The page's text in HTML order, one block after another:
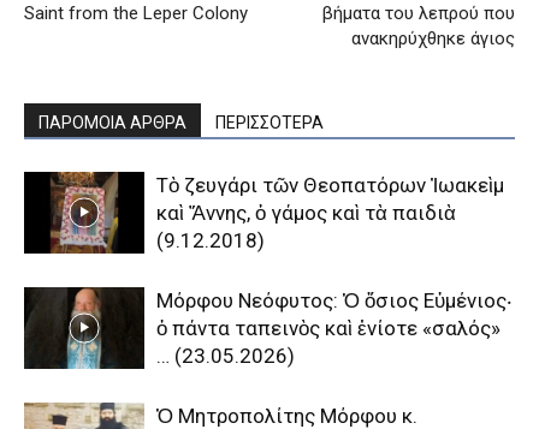
Saint from the Leper Colony
βήματα του λεπρού που
ανακηρύχθηκε άγιος
ΠΑΡΟΜΟΙΑ ΑΡΘΡΑ ΠΕΡΙΣΣΟΤΕΡΑ
Τὸ ζευγάρι τῶν Θεοπατόρων Ἰωακεὶμ
καὶ Ἄννης, ὁ γάμος καὶ τὰ παιδιὰ
(9.12.2018)
Μόρφου Νεόφυτος: Ὁ ὅσιος Εὐμένιος‧
ὁ πάντα ταπεινὸς καὶ ἐνίοτε «σαλός»
… (23.05.2026)
Ὁ Μητροπολίτης Μόρφου κ.